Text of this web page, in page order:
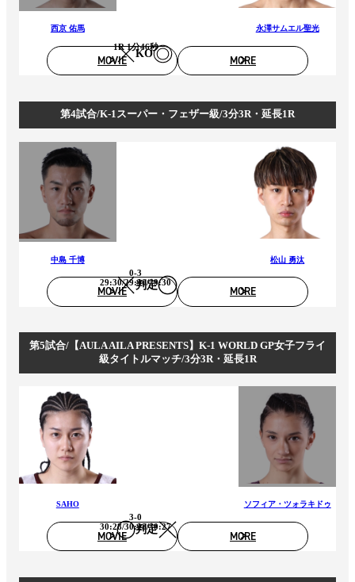
西京 佑馬
KO
1R 1分46秒
永澤サムエル聖光
MOVIE MORE
第4試合/K-1スーパー・フェザー級/3分3R・延長1R
中島 千博
判定
0-3
29:30/29:30/29:30
松山 勇汰
MOVIE MORE
第5試合/【AULA AILA PRESENTS】K-1 WORLD GP女子フライ
級タイトルマッチ/3分3R・延長1R
SAHO
判定
3-0
30:28/30:28/30:27
ソフィア・ツォラキドゥ
MOVIE MORE